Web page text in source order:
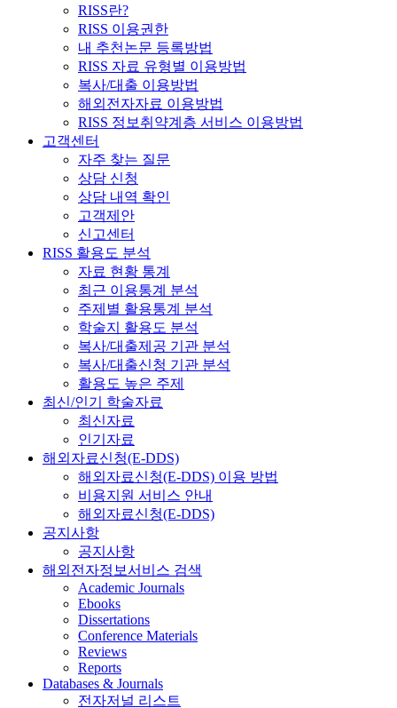
RISS란?
RISS 이용권한
내 추천논문 등록방법
RISS 자료 유형별 이용방법
복사/대출 이용방법
해외전자자료 이용방법
RISS 정보취약계층 서비스 이용방법
고객센터
자주 찾는 질문
상담 신청
상담 내역 확인
고객제안
신고센터
RISS 활용도 분석
자료 현황 통계
최근 이용통계 분석
주제별 활용통계 분석
학술지 활용도 분석
복사/대출제공 기관 분석
복사/대출신청 기관 분석
활용도 높은 주제
최신/인기 학술자료
최신자료
인기자료
해외자료신청(E-DDS)
해외자료신청(E-DDS) 이용 방법
비용지원 서비스 안내
해외자료신청(E-DDS)
공지사항
공지사항
해외전자정보서비스 검색
Academic Journals
Ebooks
Dissertations
Conference Materials
Reviews
Reports
Databases & Journals
전자저널 리스트